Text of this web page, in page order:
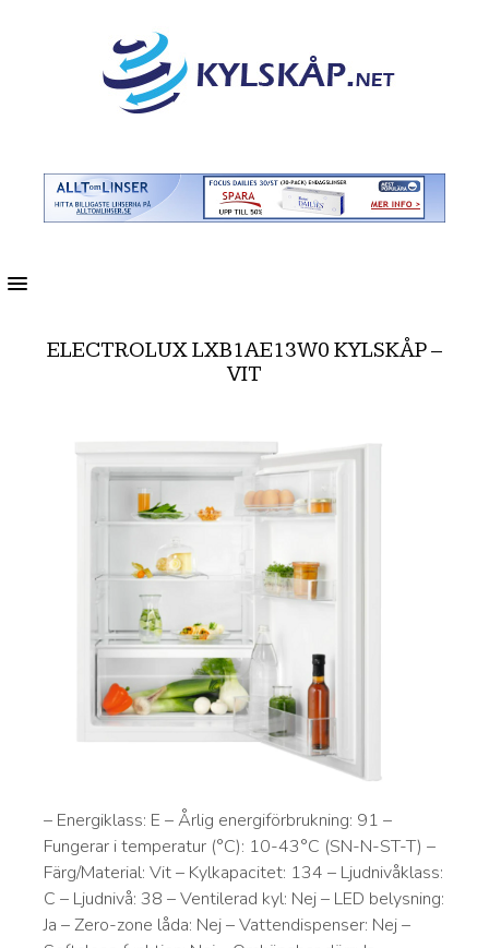
MENU
ELECTROLUX LXB1AE13W0 KYLSKÅP –
VIT
– Energiklass: E – Årlig energiförbrukning: 91 –
Fungerar i temperatur (°C): 10-43°C (SN-N-ST-T) –
Färg/Material: Vit – Kylkapacitet: 134 – Ljudnivåklass:
C – Ljudnivå: 38 – Ventilerad kyl: Nej – LED belysning:
Ja – Zero-zone låda: Nej – Vattendispenser: Nej –